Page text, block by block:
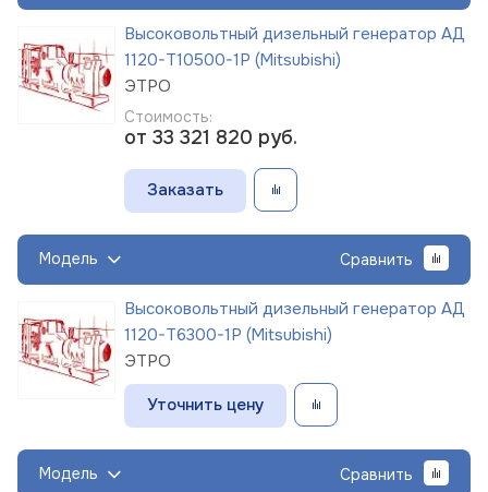
Высоковольтный дизельный генератор АД
1120-Т10500-1Р (Mitsubishi)
ЭТРО
Стоимость:
от 33 321 820 руб.
Заказать
Модель Сравнить
Высоковольтный дизельный генератор АД
1120-Т6300-1Р (Mitsubishi)
ЭТРО
Уточнить цену
Модель Сравнить